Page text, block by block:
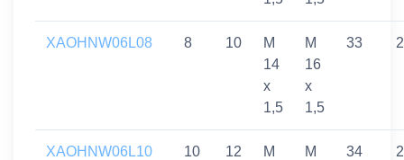
XAOHNW06L08 8 10
M
14
x
1,5
M
16
x
1,5
33
XAOHNW06L10 10 12
M
M
34